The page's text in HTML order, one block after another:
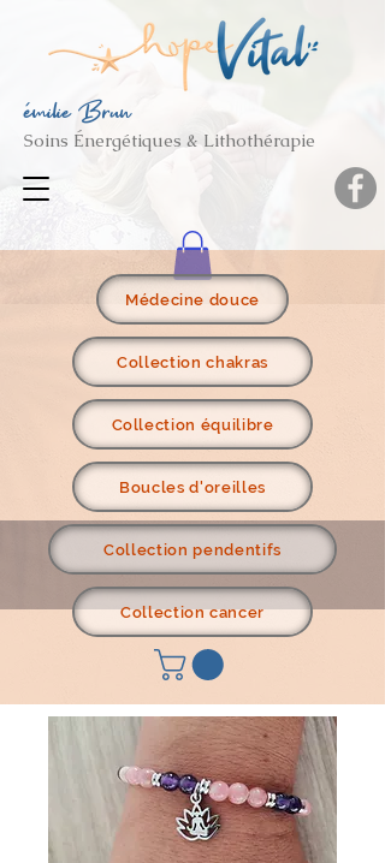
émilie Brun
Soins Énergétiques & Lithothérapie
Médecine douce
Collection chakras
Collection équilibre
Boucles d'oreilles
Collection pendentifs
Collection cancer